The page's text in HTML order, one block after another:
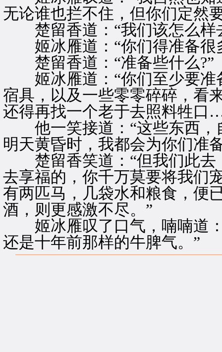
无论谁也拦不住，但你们定然
楚留香道：“我们该怎么样
姬冰雁道：“你们得准备很
楚留香道：“准备些什么?”
姬冰雁道：“你们至少要准
宿具，以及一些零零碎碎，看
还得再找一个老于去照料牲
他一笑接道：“这些东西，
明天黄昏时，我都会为你们准
楚留香笑道：“但我们此去
去享福的，你千万莫要将我们
有两匹马，几袋水和粮食，便
酒，则更感激不尽。”
姬冰雁叹了口气，喃喃道：
还是十年前那样的牛脾气。”